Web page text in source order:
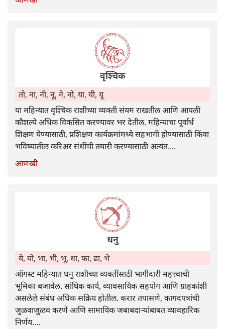
वृश्चिक
तो, ना, नी, नू, ने, नो, या, यी, यू
या महिन्यात वृश्चिक राशीच्या व्यक्ती संयम राखतील आणि आपली
कौशल्ये अधिक विकसित करण्यावर भर देतील. महिन्याचा पूर्वार्ध
शिक्षण घेण्यासाठी, प्रशिक्षण कार्यक्रमांमध्ये सहभागी होण्यासाठी किंवा
भविष्यातील करिअर संधींची तयारी करण्यासाठी अत्यंत....
आणखी
धनु
ये, यो, भा, भी, भू, धा, फा, ढा, भे
ऑगस्ट महिन्यात धनु राशीच्या व्यक्तींसाठी भागीदारी महत्त्वाची
भूमिका बजावेल. सांघिक कार्य, व्यावसायिक सहयोग आणि ग्राहकांशी
असलेले संबंध अधिक सक्रिय होतील. करार तपासणे, कागदपत्रांची
जुळवाजुळव करणे आणि सामायिक जबाबदाऱ्यांबाबत व्यावहारिक
निर्णय....